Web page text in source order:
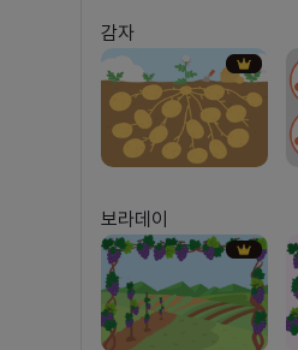
감자
보라데이